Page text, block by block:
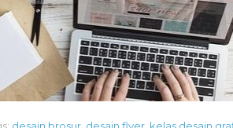
desain brosur desain flyer kelas desain